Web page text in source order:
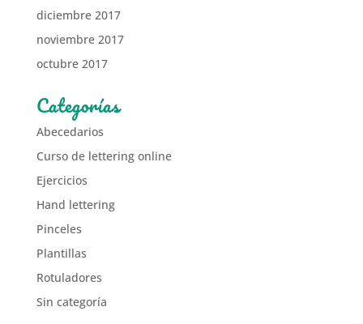
diciembre 2017
noviembre 2017
octubre 2017
Categorías
Abecedarios
Curso de lettering online
Ejercicios
Hand lettering
Pinceles
Plantillas
Rotuladores
Sin categoría